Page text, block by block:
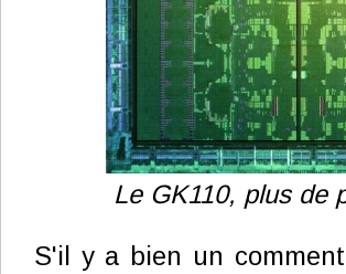
Le GK110, plus de
S'il y a bien un